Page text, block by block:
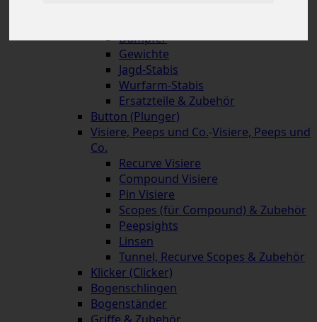
Dämpfer
Gewichte
Jagd-Stabis
Wurfarm-Stabis
Ersatzteile & Zubehör
Button (Plunger)
Visiere, Peeps und Co.-Visiere, Peeps und
Co.
Recurve Visiere
Compound Visiere
Pin Visiere
Scopes (für Compound) & Zubehör
Peepsights
Linsen
Tunnel, Recurve Scopes & Zubehör
Klicker (Clicker)
Bogenschlingen
Bogenständer